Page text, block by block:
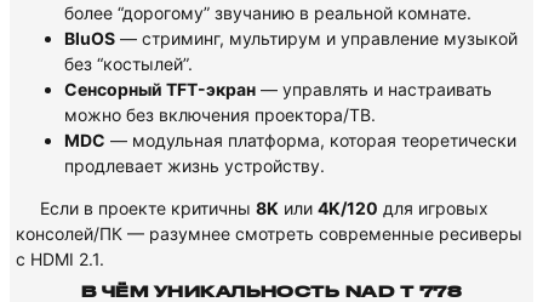
более “дорогому” звучанию в реальной комнате.
BluOS — стриминг, мультирум и управление музыкой
без “костылей”.
Сенсорный TFT-экран — управлять и настраивать
можно без включения проектора/ТВ.
MDC — модульная платформа, которая теоретически
продлевает жизнь устройству.
Если в проекте критичны 8K или 4K/120 для игровых
консолей/ПК — разумнее смотреть современные ресиверы
с HDMI 2.1.
В ЧЁМ УНИКАЛЬНОСТЬ NAD T 778